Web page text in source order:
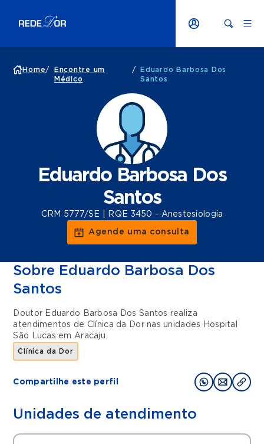
Home/
Encontre um
Médico
/
Eduardo Barbosa Dos
Santos
Eduardo Barbosa Dos
Santos
CRM 5777/SE | RQE 3450 - Anestesiologia
Agende uma consulta
Sobre Eduardo Barbosa Dos
Santos
Doutor Eduardo Barbosa Dos Santos realiza
atendimentos de Clínica da Dor nas unidades
Hospital
São Lucas emAracaju.
Clínica da Dor
Compartilhe este perfil
Unidades de atendimento